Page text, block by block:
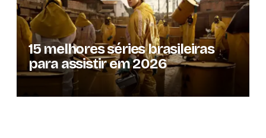
15 melhores séries brasileiras
para assistir em 2026